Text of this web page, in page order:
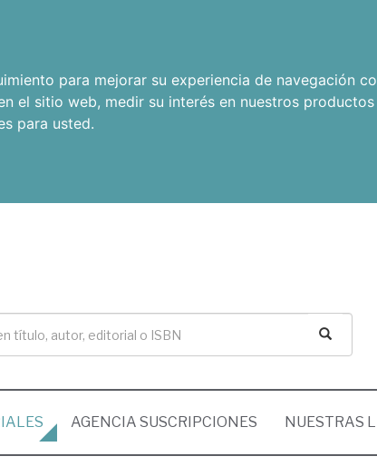
para mejorar su experiencia de navegación
el sitio web, medir su interés en nuestros
para usted.
AGENCIA SUSCRIPCIONES NUESTRAS